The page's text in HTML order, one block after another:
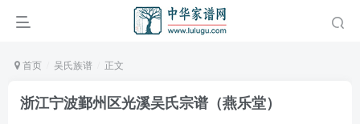
首页 吴氏族谱 正文
浙江宁波鄞州区光溪吴氏宗谱（燕乐堂）